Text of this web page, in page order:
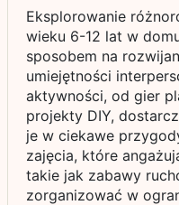
Eksplorowanie
wieku 6-12 lat w
sposobem na
umiejętności
aktywności, od gier
projekty DIY,
je w ciekawe
zajęcia, które
takie jak zabawy
zorganizować w